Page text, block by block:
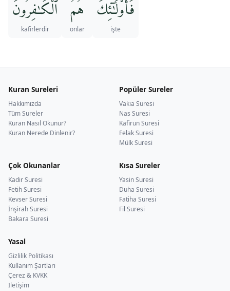
فَأُو۟لَـٰٓئِكَ
işte
هُمُ
onlar
ٱلْكَـٰفِرُونَ
kafirlerdir
Kuran Sureleri
Hakkımızda
Tüm Sureler
Kuran Nasıl Okunur?
Kuran Nerede Dinlenir?
Popüler Sureler
Vakıa Suresi
Nas Suresi
Kafirun Suresi
Felak Suresi
Mülk Suresi
Çok Okunanlar
Kadir Suresi
Fetih Suresi
Kevser Suresi
İnşirah Suresi
Bakara Suresi
Kısa Sureler
Yasin Suresi
Duha Suresi
Fatiha Suresi
Fil Suresi
Yasal
Gizlilik Politikası
Kullanım Şartları
Çerez & KVKK
İletişim